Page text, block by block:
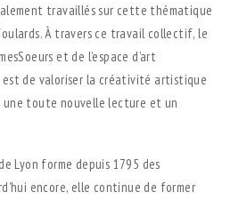
travaillés sur cette thématique
À travers ce travail collectif, le
et de l’espace d’art
est de valoriser la créativité artistique
toute nouvelle lecture et un
Lyon forme depuis 1795 des
encore, elle continue de former